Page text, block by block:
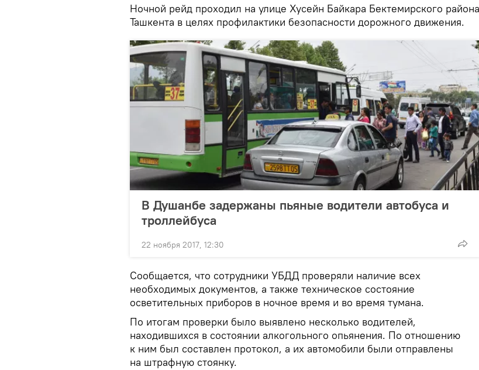
Ночной рейд проходил на улице Хусейн Байкара Бектемирского района
Ташкента в целях профилактики безопасности дорожного движения.
В Душанбе задержаны пьяные водители автобуса и
троллейбуса
22 ноября 2017, 12:30
Сообщается, что сотрудники УБДД проверяли наличие всех
необходимых документов, а также техническое состояние
осветительных приборов в ночное время и во время тумана.
По итогам проверки было выявлено несколько водителей,
находившихся в состоянии алкогольного опьянения. По отношению
к ним был составлен протокол, а их автомобили были отправлены
на штрафную стоянку.